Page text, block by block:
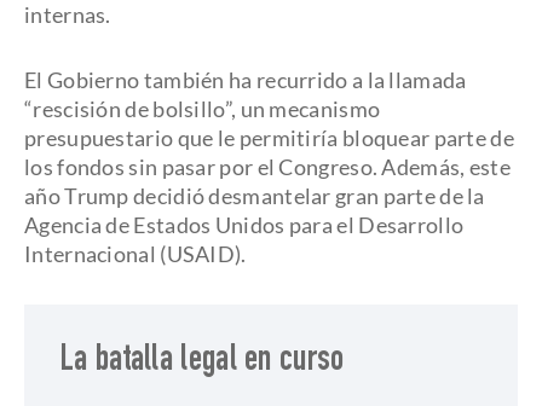
internas.
El Gobierno también ha recurrido a la llamada
“rescisión de bolsillo”, un mecanismo
presupuestario que le permitiría bloquear parte de
los fondos sin pasar por el Congreso. Además, este
año Trump decidió desmantelar gran parte de la
Agencia de Estados Unidos para el Desarrollo
Internacional (USAID).
La batalla legal en curso